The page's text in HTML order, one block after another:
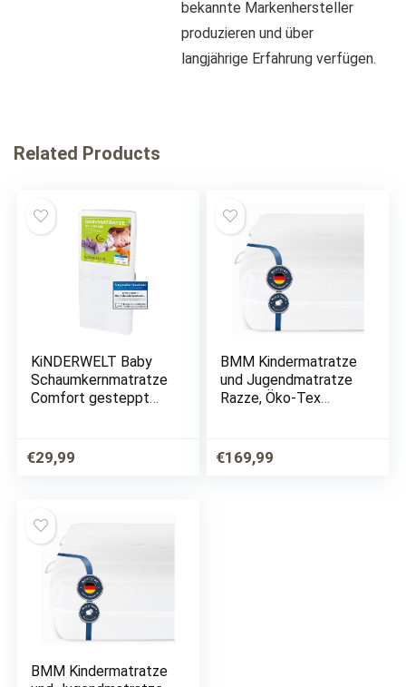
bekannte Markenhersteller
produzieren und über
langjährige Erfahrung verfügen.
Related Products
KiNDERWELT Baby
Schaumkernmatratze
Comfort gesteppt
weiß Schaumstoff
€29,99
BMM Kindermatratze
und Jugendmatratze
Razze, Öko-Tex
Deutschland,
Kaltschaummatratze,
€169,99
BMM Kindermatratze